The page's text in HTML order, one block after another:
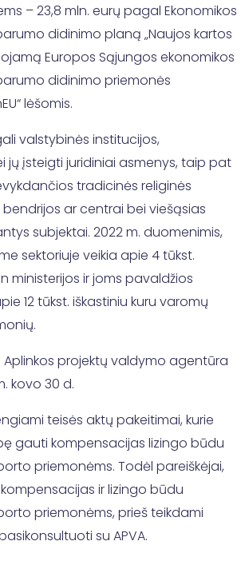
– 23,8 mln. eurų pagal Ekonomikos
didinimo planą „Naujos kartos
Europos Sąjungos ekonomikos
didinimo priemonės
lėšomis.
valstybinės institucijos,
jų įsteigti juridiniai asmenys, taip pat
tradicinės religinės
ar centrai bei viešąsias
subjektai. 2022 m. duomenimis,
sektoriuje veikia apie 4 tūkst.
ministerijos ir joms pavaldžios
12 tūkst. iškastiniu kuru varomų
Aplinkos projektų valdymo agentūra
kovo 30 d.
teisės aktų pakeitimai, kurie
gauti kompensacijas lizingo būdu
priemonėms. Todėl pareiškėjai,
ir lizingo būdu
priemonėms, prieš teikdami
su APVA.